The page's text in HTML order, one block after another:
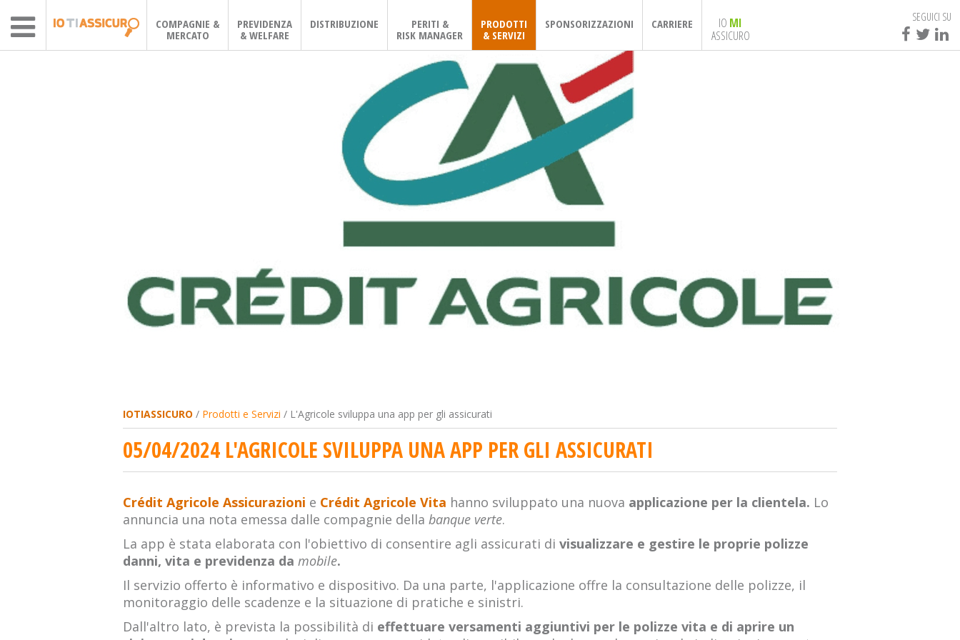
COMPAGNIE &
MERCATO
PREVIDENZA
& WELFARE
DISTRIBUZIONE
PERITI &
RISK MANAGER
PRODOTTI
& SERVIZI
SPONSORIZZAZIONI CARRIERE IO MI
ASSICURO
SEGUICI SU
IOTIASSICURO / Prodotti e Servizi / L'Agricole sviluppa una app per gli assicurati
05/04/2024 L'AGRICOLE SVILUPPA UNA APP PER GLI ASSICURATI
Crédit Agricole Assicurazioni e Crédit Agricole Vita hanno sviluppato una nuova applicazione per la clientela. Lo
annuncia una nota emessa dalle compagnie della banque verte.
La app è stata elaborata con l'obiettivo di consentire agli assicurati di visualizzare e gestire le proprie polizze
danni, vita e previdenza da mobile.
Il servizio offerto è informativo e dispositivo. Da una parte, l'applicazione offre la consultazione delle polizze, il
monitoraggio delle scadenze e la situazione di pratiche e sinistri.
Dall'altro lato, è prevista la possibilità di effettuare versamenti aggiuntivi per le polizze vita e di aprire un